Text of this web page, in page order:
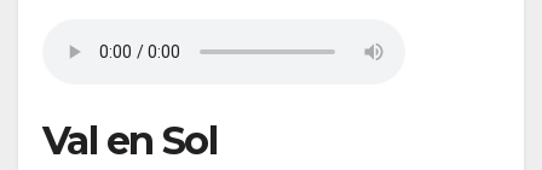
Val en Sol